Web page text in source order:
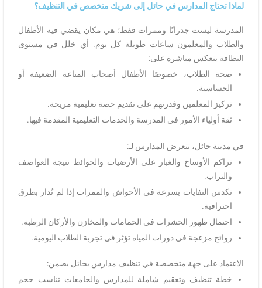
لماذا تحتاج المدارس في حائل إلى شريك متخصص في التنظيف؟
المدرسة ليست جدرانًا وممرات فقط؛ هي مكان يقضي فيه الأطفال
والطلاب والمعلمون ساعات طويلة كل يوم. أي خلل في مستوى
النظافة ينعكس مباشرة على:
صحة الطلاب، خصوصًا الأطفال أصحاب المناعة الضعيفة أو
الحساسية.
تركيز المعلمين وقدرتهم على تقديم حصة تعليمية مريحة.
ثقة أولياء الأمور في المدرسة والخدمات التعليمية المقدمة فيها.
في مدينة حائل، تتعرض المدارس لـ:
تراكم الأوساخ والغبار على الأرضيات والحوائط نتيجة العواصف
والتراب.
تكدس النفايات بسرعة في الأحواش والممرات إذا لم تُدار بطرق
احترافية.
احتمال ظهور الحشرات في الحمامات والمخازن والأركان الرطبة.
روائح مزعجة في دورات المياه تؤثر في تجربة الطلاب اليومية.
الاعتماد على جهة متخصصة في تنظيف مدارس بحائل يضمن:
خطة تنظيف وتعقيم شاملة للمدارس والجامعات تناسب حجم